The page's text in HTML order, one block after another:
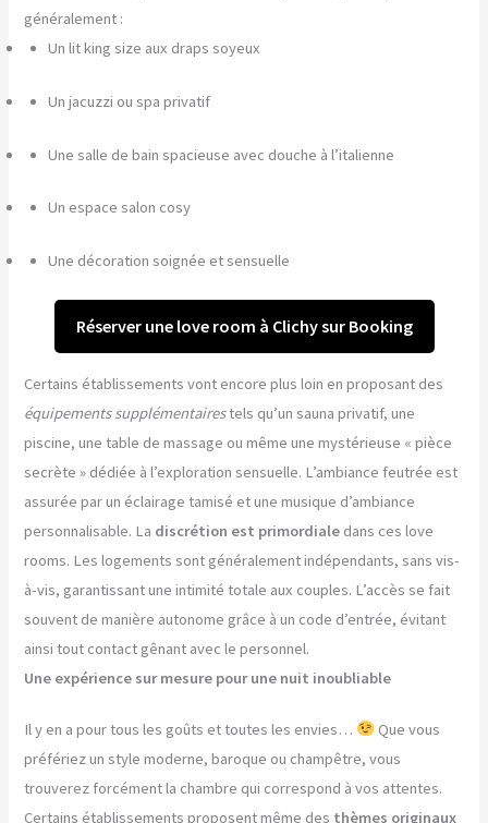
généralement :
Un lit king size aux draps soyeux
Un jacuzzi ou spa privatif
Une salle de bain spacieuse avec douche à l’italienne
Un espace salon cosy
Une décoration soignée et sensuelle
Réserver une love room à Clichy sur Booking
Certains établissements vont encore plus loin en proposant des
équipements supplémentairestels qu’un sauna privatif, une
piscine, une table de massage ou même une mystérieuse « pièce
secrète » dédiée à l’exploration sensuelle. L’ambiance feutrée est
assurée par un éclairage tamisé et une musique d’ambiance
personnalisable. La discrétion est primordiale dans ces love
rooms. Les logements sont généralement indépendants, sans vis-
à-vis, garantissant une intimité totale aux couples. L’accès se fait
souvent de manière autonome grâce à un code d’entrée, évitant
ainsi tout contact gênant avec le personnel.
Une expérience sur mesure pour une nuit inoubliable
Il y en a pour tous les goûts et toutes les envies…
Que vous
préfériez un style moderne, baroque ou champêtre, vous
trouverez forcément la chambre qui correspond à vos attentes.
Certains établissements proposent même des thèmes originaux